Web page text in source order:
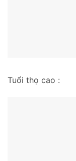
Tuổi thọ cao :